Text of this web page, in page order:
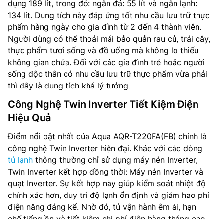
dụng 189 lít, trong đó: ngăn đá: 55 lít và ngăn lạnh:
134 lít. Dung tích này đáp ứng tốt nhu cầu lưu trữ thực
phẩm hàng ngày cho gia đình từ 2 đến 4 thành viên.
Người dùng có thể thoải mái bảo quản rau củ, trái cây,
thực phẩm tươi sống và đồ uống mà không lo thiếu
không gian chứa. Đối với các gia đình trẻ hoặc người
sống độc thân có nhu cầu lưu trữ thực phẩm vừa phải
thì đây là dung tích khá lý tưởng.
Công Nghệ Twin Inverter Tiết Kiệm Điện
Hiệu Quả
Điểm nổi bật nhất của Aqua AQR-T220FA(FB) chính là
công nghệ Twin Inverter hiện đại. Khác với các dòng
tủ lạnh thông thường chỉ sử dụng máy nén Inverter,
Twin Inverter kết hợp đồng thời: Máy nén Inverter và
quạt Inverter. Sự kết hợp này giúp kiểm soát nhiệt độ
chính xác hơn, duy trì độ lạnh ổn định và giảm hao phí
điện năng đáng kể. Nhờ đó, tủ vận hành êm ái, hạn